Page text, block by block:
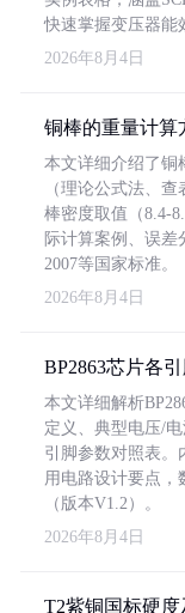
快速掌握变压器能
2026年8月4日
铜棒的重量计算
本文详细介绍了铜
（理论公式法、
棒密度取值（8.4-
际计算案例、误差
2007等国家标准。
2026年8月4日
BP2863芯片各
本文详细解析
定义、典型电压/
引脚参数对照表。
用电路设计要点，
（版本V1.2）。
2026年8月4日
T2紫铜国标硬